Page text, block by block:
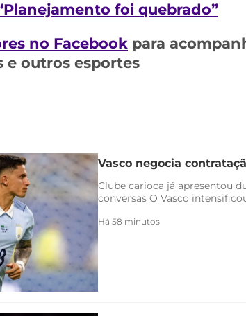
foi quebrado”
no Facebook para
e outros esportes
Vasco negocia
Clube carioca já apresentou
conversas O Vasco
Há 58 minutos